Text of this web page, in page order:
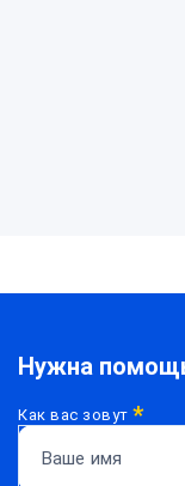
Нужна
Как вас зовут*